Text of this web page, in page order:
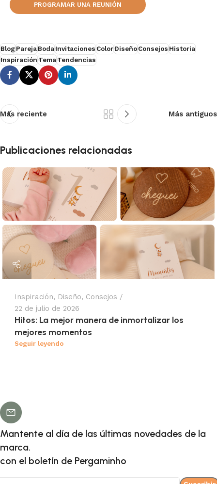
PROGRAMAR UNA REUNIÓN
BlogParejaBodaInvitacionesColorDiseñoConsejosHistoria
InspiraciónTemaTendencias
Más reciente Más antiguos
Publicaciones relacionadas
Inspiración, Diseño, Consejos
22 de julio de 2026
Hitos: La mejor manera de inmortalizar los
mejores momentos
Seguir leyendo
Mantente al día de las últimas novedades de la
marca.
con el boletín de Pergaminho